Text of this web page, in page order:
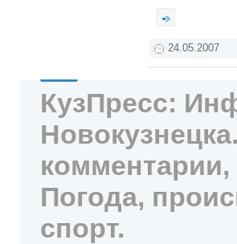
24.05.2007
КузПресс:
комментарии,
Погода,
спорт.